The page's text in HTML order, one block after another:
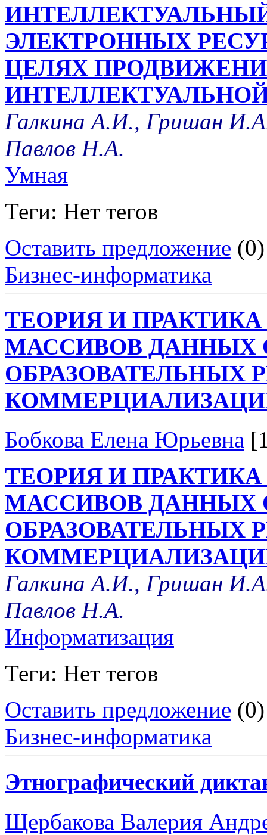
ЭЛЕКТРОННЫХ
ЦЕЛЯХ
Галкина А.И., Гришан
Павлов Н.А.
Умная
Теги: Нет тегов
Оставить предложение (0)
Бизнес-информатика
ТЕОРИЯ И
МАССИВОВ ДАННЫХ
ОБРАЗОВАТЕЛЬНЫХ
Бобкова Елена Юрьевна
ТЕОРИЯ И
МАССИВОВ ДАННЫХ
ОБРАЗОВАТЕЛЬНЫХ
Галкина А.И., Гришан
Павлов Н.А.
Информатизация
Теги: Нет тегов
Оставить предложение (0)
Бизнес-информатика
Этнографический
Щербакова Валерия